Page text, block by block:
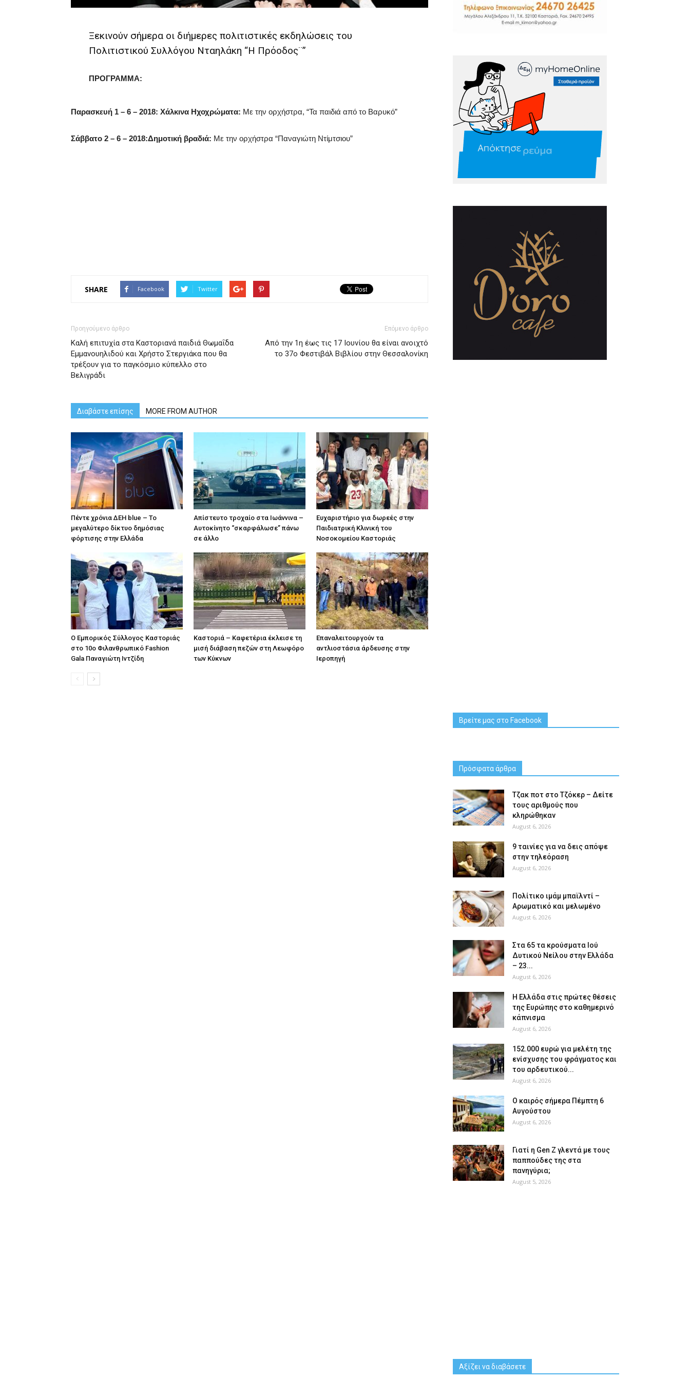
Ξεκινούν σήμερα οι διήμερες πολιτιστικές εκδηλώσεις του
Πολιτιστικού Συλλόγου Νταηλάκη “Η Πρόοδος¨”
ΠΡΟΓΡΑΜΜΑ:
Παρασκευή 1 – 6 – 2018: Χάλκινα Ηχοχρώματα: Με την ορχήστρα, “Τα παιδιά από το Βαρυκό”
Σάββατο 2 – 6 – 2018:Δημοτική βραδιά: Με την ορχήστρα “Παναγιώτη Ντίμτσιου”
SHARE Facebook Twitter
Προηγούμενο άρθρο
Καλή επιτυχία στα Καστοριανά παιδιά Θωμαΐδα
Εμμανουηλιδού και Χρήστο Στεργιάκα που θα
τρέξουν για το παγκόσμιο κύπελλο στο
Βελιγράδι
Επόμενο άρθρο
Από την 1η έως τις 17 Ιουνίου θα είναι ανοιχτό
το 37ο Φεστιβάλ Βιβλίου στην Θεσσαλονίκη
Διαβάστε επίσης MORE FROM AUTHOR
Πέντε χρόνια ΔΕΗ blue – Το
μεγαλύτερο δίκτυο δημόσιας
φόρτισης στην Ελλάδα
Απίστευτο τροχαίο στα Ιωάννινα –
Αυτοκίνητο “σκαρφάλωσε” πάνω
σε άλλο
Ευχαριστήριο για δωρεές στην
Παιδιατρική Κλινική του
Νοσοκομείου Καστοριάς
Ο Εμπορικός Σύλλογος Καστοριάς
στο 10ο Φιλανθρωπικό Fashion
Gala Παναγιώτη Ιντζίδη
Καστοριά – Καφετέρια έκλεισε τη
μισή διάβαση πεζών στη Λεωφόρο
των Κύκνων
Επαναλειτουργούν τα
αντλιοστάσια άρδευσης στην
Ιεροπηγή
Βρείτε μας στο Facebook
Πρόσφατα άρθρα
Tζακ ποτ στο Τζόκερ – Δείτε
τους αριθμούς που
κληρώθηκαν
August 6, 2026
9 ταινίες για να δεις απόψε
στην τηλεόραση
August 6, 2026
Πολίτικο ιμάμ μπαϊλντί –
Αρωματικό και μελωμένο
August 6, 2026
Στα 65 τα κρούσματα Ιού
Δυτικού Νείλου στην Ελλάδα
– 23...
August 6, 2026
Η Ελλάδα στις πρώτες θέσεις
της Ευρώπης στο καθημερινό
κάπνισμα
August 6, 2026
152.000 ευρώ για μελέτη της
ενίσχυσης του φράγματος και
του αρδευτικού...
August 6, 2026
Ο καιρός σήμερα Πέμπτη 6
Αυγούστου
August 6, 2026
Γιατί η Gen Z γλεντά με τους
παππούδες της στα
πανηγύρια;
August 5, 2026
Αξίζει να διαβάσετε